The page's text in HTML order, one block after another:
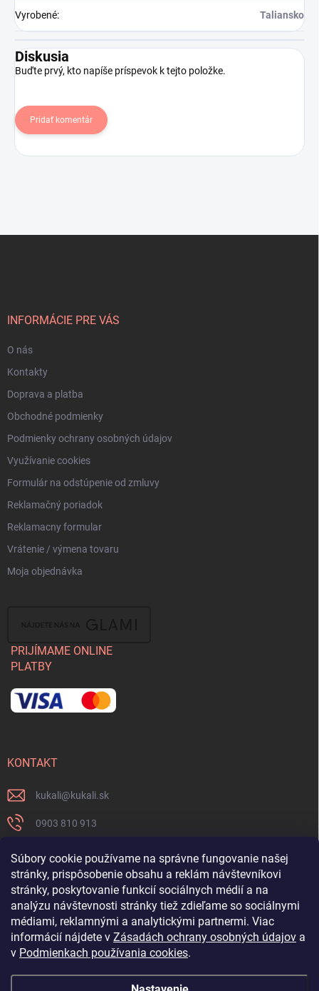
Súbory cookie používame na správne fungovanie našej
stránky, prispôsobenie obsahu a reklám návštevníkovi
stránky, poskytovanie funkcií sociálnych médií a na
analýzu návštevnosti stránky tiež zdieľame so sociálnymi
médiami, reklamnými a analytickými partnermi. Viac
informácií nájdete v Zásadách ochrany osobných údajov a
v Podmienkach používania cookies.
Vyrobené: Taliansko
Diskusia
Buďte prvý, kto napíše príspevok k tejto položke.
Pridať komentár
INFORMÁCIE PRE VÁS
O nás
Kontakty
Doprava a platba
Obchodné podmienky
Podmienky ochrany osobných údajov
Využívanie cookies
Formulár na odstúpenie od zmluvy
Reklamačný poriadok
Reklamacny formular
Vrátenie / výmena tovaru
Moja objednávka
PRIJÍMAME ONLINE
PLATBY
KONTAKT
kukali@kukali.sk
0903 810 913
Nenechajte si ujsť novinky a sledujte nás na FB
kukalishop